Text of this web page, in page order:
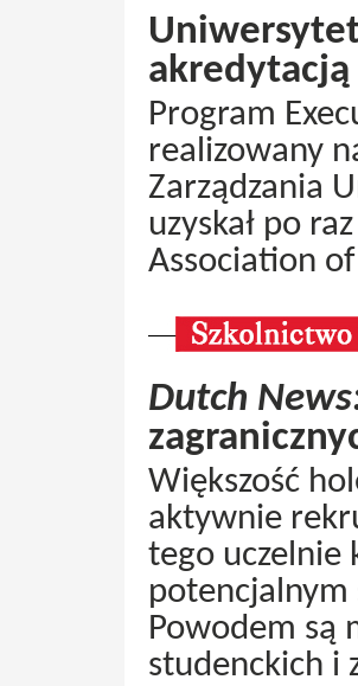
Program
realizowany
Zarządzania
uzyskał po
Association
Dutch
Większość
aktywnie
tego uczelnie
Powodem są
studenckich i